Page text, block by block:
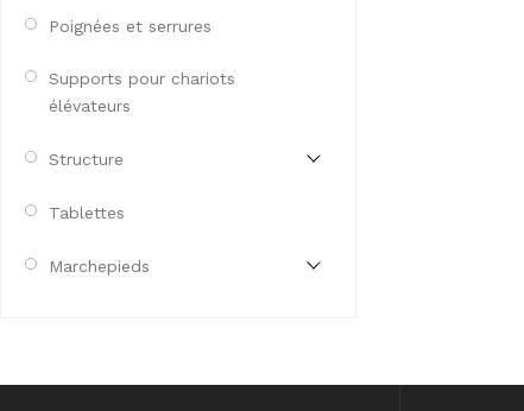
Poignées et serrures
Supports pour chariots
élévateurs
Structure
Tablettes
Marchepieds